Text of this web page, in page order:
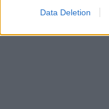
Data Deletion